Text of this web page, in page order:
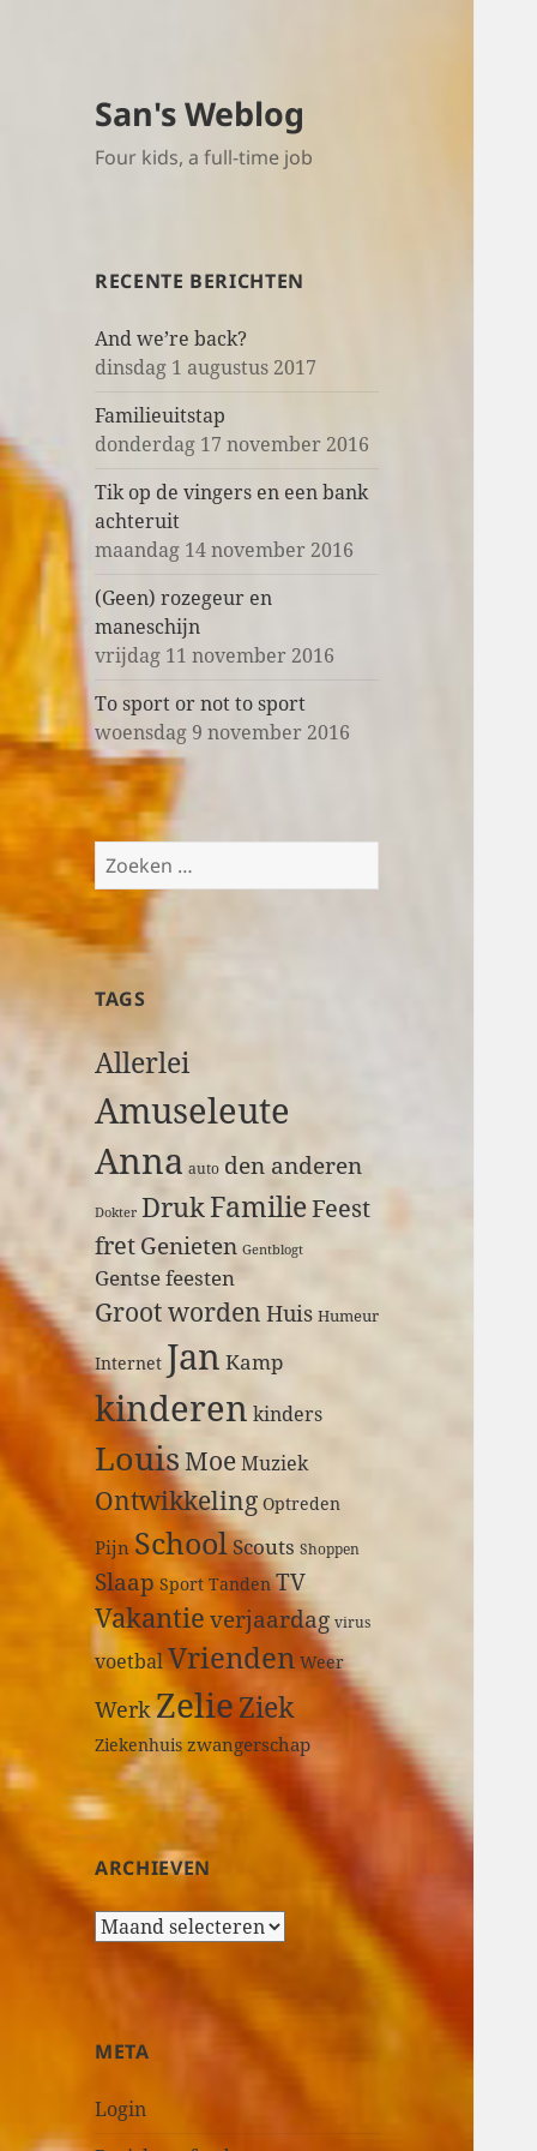
San's Weblog
Four kids, a full-time job
RECENTE BERICHTEN
And we’re back?
dinsdag 1 augustus 2017
Familieuitstap
donderdag 17 november 2016
Tik op de vingers en een bank
achteruit
maandag 14 november 2016
(Geen) rozegeur en
maneschijn
vrijdag 11 november 2016
To sport or not to sport
woensdag 9 november 2016
Z
o
k
n
a
r
TAGS
Allerlei
Amuseleute
Anna auto den anderen
Dokter DrukFamilieFeest
fretGenieten Gentblogt
Gentse feesten
Groot worden Huis Humeur
Internet Jan Kamp
kinderen kinders
LouisMoeMuziek
Ontwikkeling Optreden
Pijn SchoolScouts Shoppen
Slaap Sport Tanden TV
Vakantie verjaardag virus
voetbalVrienden Weer
WerkZelieZiek
Ziekenhuis zwangerschap
ARCHIEVEN
A
i
v
META
Login